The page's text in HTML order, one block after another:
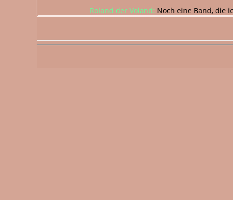
Roland der Voland: Noch eine Band, die